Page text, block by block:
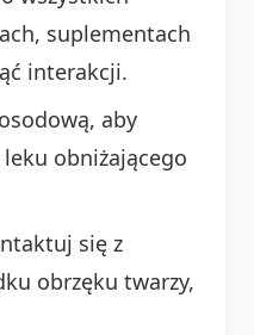
suplementach
interakcji.
aby
obniżającego
się z
obrzęku twarzy,